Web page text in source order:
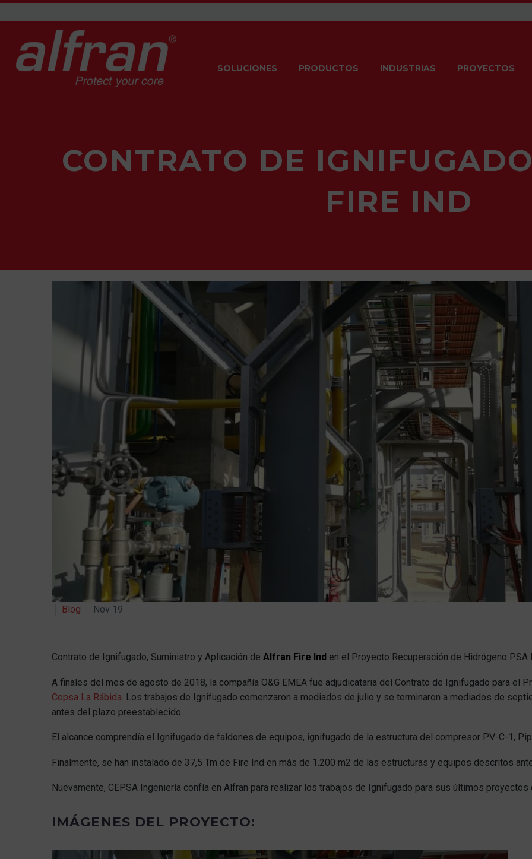
SOLUCIONES PRODUCTOS INDUSTRIAS PROYECTOS
CONTRATO DE
FIRE IND
Blog Nov 19
Contrato de Ignifugado, Suministro y Aplicación de Alfran Fire Ind en el Proyecto Recuperación de Hidrógeno PSA
A finales del mes de agosto de 2018, la compañía O&G EMEA fue adjudicataria del Contrato de Ignifugado para el
Cepsa La Rábida . Los trabajos de Ignifugado comenzaron a mediados de julio y se terminaron a mediados de
antes del plazo preestablecido.
El alcance comprendía el Ignifugado de faldones de equipos, ignifugado de la estructura del compresor PV-C-1,
Finalmente, se han instalado de 37,5 Tm de Fire Ind en más de 1.200 m2 de las estructuras y equipos descritos
Nuevamente, CEPSA Ingeniería confía en Alfran para realizar los trabajos de Ignifugado para sus últimos proyectos
IMÁGENES DEL PROYECTO: